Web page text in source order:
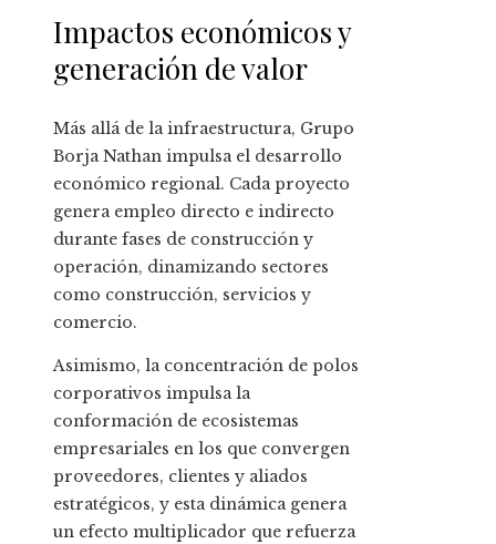
Impactos económicos y
generación de valor
Más allá de la infraestructura, Grupo
Borja Nathan impulsa el desarrollo
económico regional. Cada proyecto
genera empleo directo e indirecto
durante fases de construcción y
operación, dinamizando sectores
como construcción, servicios y
comercio.
Asimismo, la concentración de polos
corporativos impulsa la
conformación de ecosistemas
empresariales en los que convergen
proveedores, clientes y aliados
estratégicos, y esta dinámica genera
un efecto multiplicador que refuerza